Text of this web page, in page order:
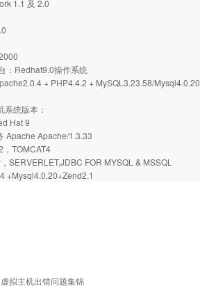
1.1 及 2.0
：Redhat9.0操作系统
+ PHP4.4.2 + MySQL3.23.58/Mysql4.0.20
系统版本：
Hat 9
Apache Apache/1.3.33
，TOMCAT4
SERVERLET,JDBC FOR MYSQL & MSSQL
+Mysql4.0.20+Zend2.1
虚拟主机出错问题集锦